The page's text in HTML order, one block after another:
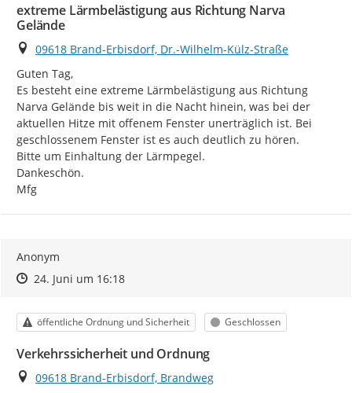
extreme Lärmbelästigung aus Richtung Narva
Gelände
Ort
09618 Brand-Erbisdorf, Dr.-Wilhelm-Külz-Straße
Guten Tag,
Es besteht eine extreme Lärmbelästigung aus Richtung
Narva Gelände bis weit in die Nacht hinein, was bei der
aktuellen Hitze mit offenem Fenster unerträglich ist. Bei
geschlossenem Fenster ist es auch deutlich zu hören.
Bitte um Einhaltung der Lärmpegel.
Dankeschön.
Mfg
Anonym
Zeitpunkt des Erstellens
Zeitpunkt des Erstellens
24. Juni um 16:18Zur Äußerung
Kategorie
öffentliche Ordnung und Sicherheit Status
Geschlossen
Verkehrssicherheit und Ordnung
Ort
09618 Brand-Erbisdorf, Brandweg